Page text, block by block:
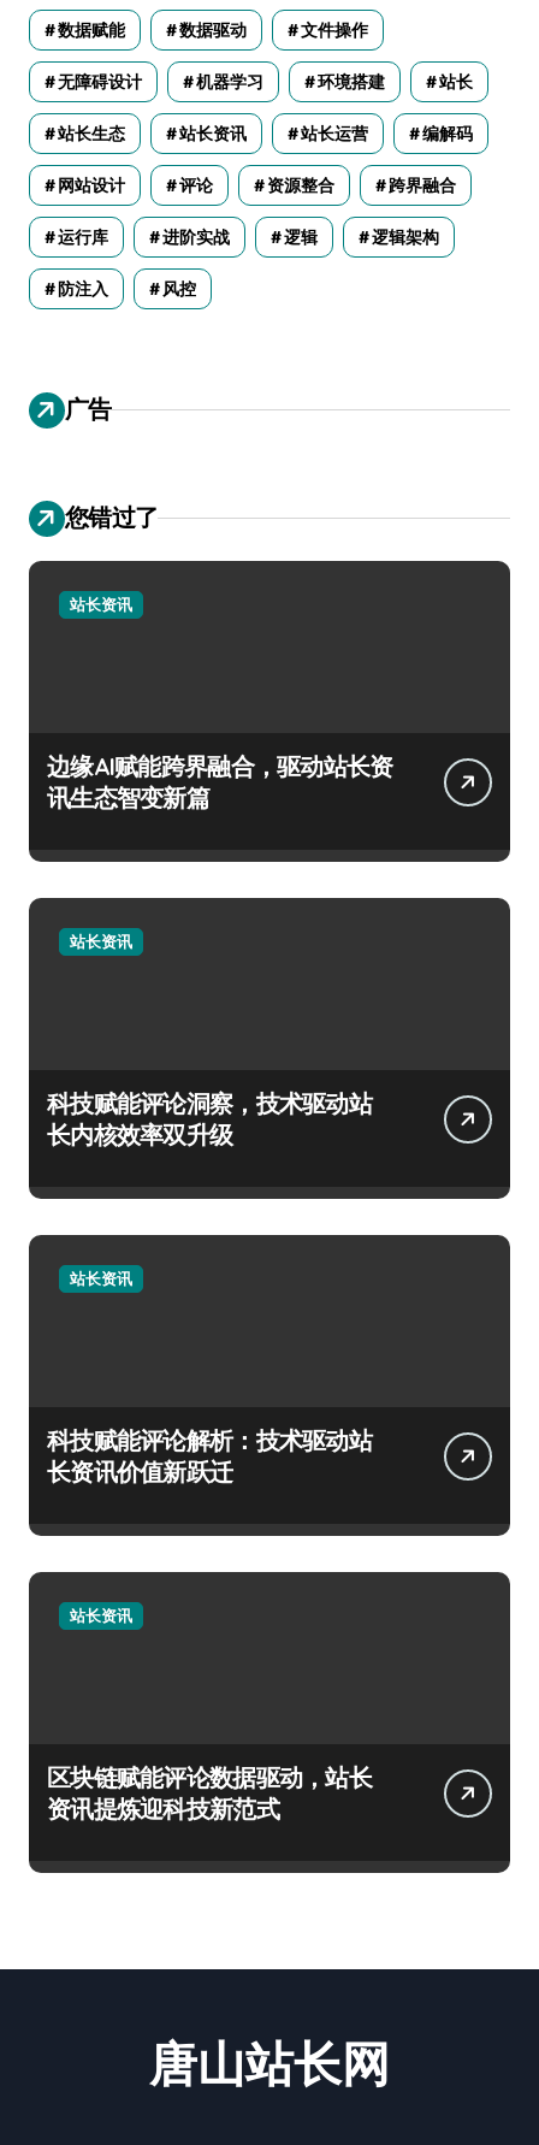
数据赋能 数据驱动 文件操作
无障碍设计 机器学习 环境搭建 站长
站长生态 站长资讯 站长运营 编解码
网站设计 评论 资源整合 跨界融合
运行库 进阶实战 逻辑 逻辑架构
防注入 风控
广告
您错过了
站长资讯
边缘AI赋能跨界融合，驱动站长资
讯生态智变新篇
站长资讯
科技赋能评论洞察，技术驱动站
长内核效率双升级
站长资讯
科技赋能评论解析：技术驱动站
长资讯价值新跃迁
站长资讯
区块链赋能评论数据驱动，站长
资讯提炼迎科技新范式
唐山站长网